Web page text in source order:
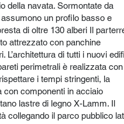
della navata. Sormontate da
un profilo basso e
di oltre 130 alberi Il
attrezzato con panchine
L’architettura di tutti i nuovi
perimetrali è realizzata
i tempi stringenti, la
con componenti in acciaio
lastre di legno X-Lamm. Il
collegando il parco pubblico